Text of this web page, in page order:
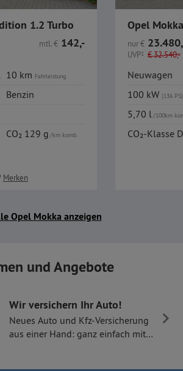
1.2 Turbo
mtl.€ 142,-
10 km Fahrleistung
Benzin
CO₂ 129 g/km komb.
Merken
Opel
nur€
UVP1 €32.540,-
Neuwagen
100 kW (136 PS)
5,70 l/100km
CO₂-Klasse D
Opel Mokka anzeigen
und Angebote
Wir versichern Ihr Auto!
Neues Auto und Kfz-Versicherung
aus einer Hand: ganz einfach mit